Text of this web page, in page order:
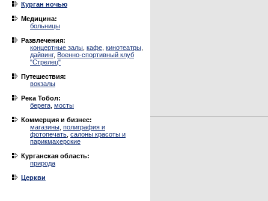
Курган ночью
Медицина:
больницы
Развлечения:
концертные залы кафе кинотеатры
дайвинг, Военно-спортивный клуб
"Стрелец"
Путешествия:
вокзалы
Река Тобол:
берега мосты
Коммерция и бизнес:
магазины полиграфия и
фотопечать салоны красоты и
парикмахерские
Курганская область:
природа
Церкви